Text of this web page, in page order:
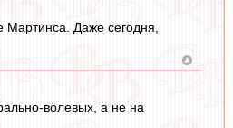
Даже сегодня,
волевых, а не на